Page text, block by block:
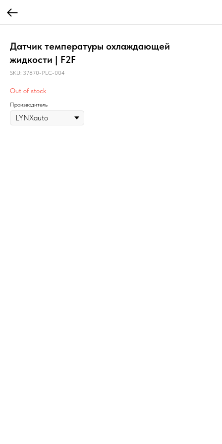
Датчик температуры охлаждающей
жидкости | F2F
SKU: 37870-PLC-004
Out of stock
Производитель